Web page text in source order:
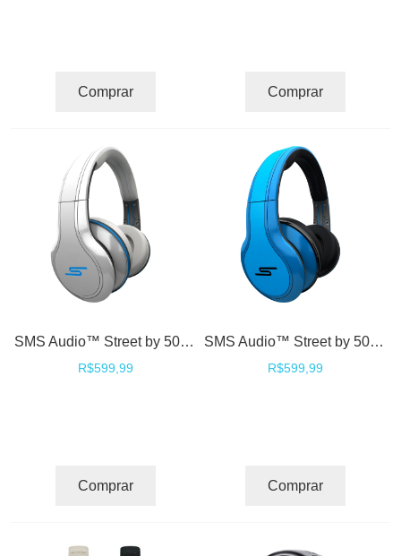
Comprar Comprar
SMS Audio™ Street by 50 DJ Fones Headphones High Definition - White
R$599,99
Comprar
SMS Audio™ Street by 50 DJ Fones Headphones High Definition - Blue
R$599,99
Comprar